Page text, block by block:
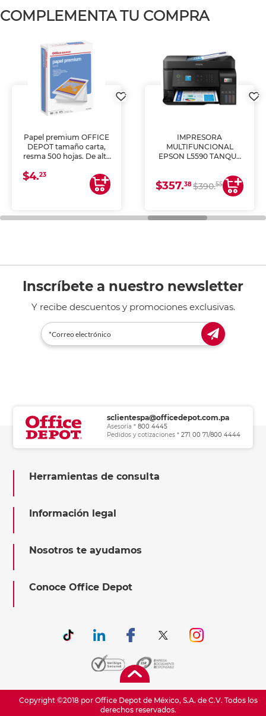
COMPLEMENTA TU COMPRA
Papel premium OFFICE
DEPOT tamaño carta,
resma 500 hojas. De alta
uniforme, ideal para
impresoras de inyección
de tinta y láser,
general de oficina.
$4.23
IMPRESORA
MULTIFUNCIONAL
EPSON L5590 TANQUE
COPIA Y ESCANEA)
$357.38$390.55
Inscríbete a nuestro newsletter
Y recibe descuentos y promociones exclusivas.
sclientespa@officedepot.com.pa
Asesoría * 800 4445
Pedidos y cotizaciones * 271 00 71/800 4444
Herramientas de consulta
Información legal
Nosotros te ayudamos
Conoce Office Depot
Copyright ©2018 por Office Depot de México, S.A. de C.V. Todos los
derechos reservados.